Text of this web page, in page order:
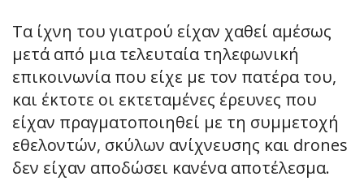
Τα ίχνη του γιατρού είχαν χαθεί αμέσως
μετά από μια τελευταία τηλεφωνική
επικοινωνία που είχε με τον πατέρα του,
και έκτοτε οι εκτεταμένες έρευνες που
είχαν πραγματοποιηθεί με τη συμμετοχή
εθελοντών, σκύλων ανίχνευσης και drones
δεν είχαν αποδώσει κανένα αποτέλεσμα.